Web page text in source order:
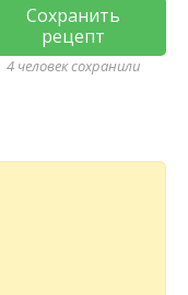
Сохранить
рецепт
4 человек сохранили